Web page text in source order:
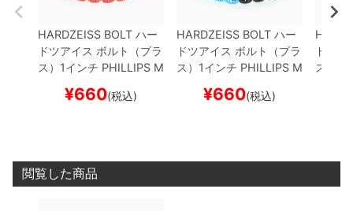
HARDZEISS BOLT ハー
ドツアイス ボルト（プラ
ス）1インチ PHILLIPS M
REDスケートボード
¥660(税込)
HARDZEISS BOLT ハー
ドツアイス ボルト（プラ
ス）1インチ PHILLIPS M
CK/BLUEスケートボー
¥660(税込)
ドツア
ス）1
閲覧した商品